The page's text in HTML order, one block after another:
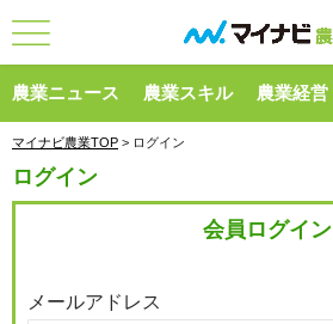
農業ニュース 農業スキル 農業経営
マイナビ農業TOP > ログイン
ログイン
会員ログイン
メールアドレス